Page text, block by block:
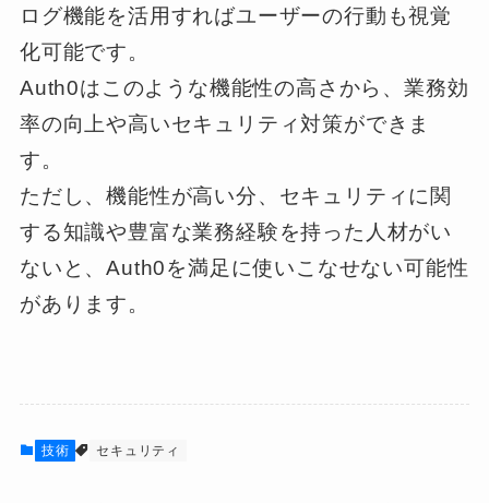
ログ機能を活用すればユーザーの行動も視覚
化可能です。
Auth0はこのような機能性の高さから、業務効
率の向上や高いセキュリティ対策ができま
す。
ただし、機能性が高い分、セキュリティに関
する知識や豊富な業務経験を持った人材がい
ないと、Auth0を満足に使いこなせない可能性
があります。
技術 セキュリティ